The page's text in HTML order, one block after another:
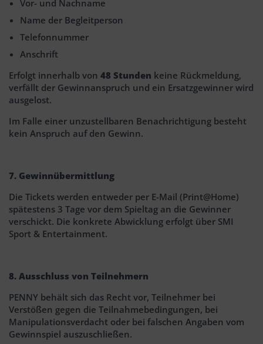
Vor- und Nachname
Name der Begleitperson
Telefonnummer
Anschrift
Erfolgt innerhalb von 48 Stunden keine Rückmeldung,
verfällt der Gewinnanspruch und ein Ersatzgewinner wird
ausgelost.
Im Falle einer unzustellbaren Benachrichtigung besteht
kein Anspruch auf den Gewinn.
7. Gewinnübermittlung
Die Tickets werden entweder per E-Mail (Print@Home)
spätestens 3 Tage vor dem Spieltag an die Gewinner
verschickt. Die konkrete Abwicklung erfolgt über SMI
Sport & Entertainment.
8. Ausschluss von Teilnehmern
PENNY behält sich das Recht vor, Teilnehmer bei
Verstößen gegen die Teilnahmebedingungen, bei
Manipulationsverdacht oder bei falschen Angaben vom
Gewinnspiel auszuschließen.